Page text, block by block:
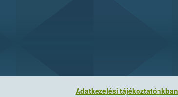
Adatkezelési tájékoztatónkban